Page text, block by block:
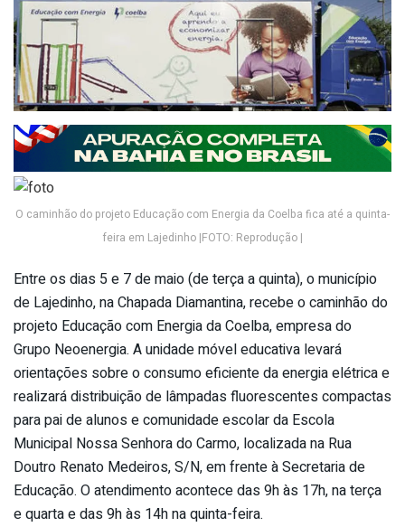
O caminhão do projeto Educação com Energia da Coelba fica até a quinta-
feira em Lajedinho |FOTO: Reprodução |
Entre os dias 5 e 7 de maio (de terça a quinta), o município
de Lajedinho, na Chapada Diamantina, recebe o caminhão do
projeto Educação com Energia da Coelba, empresa do
Grupo Neoenergia. A unidade móvel educativa levará
orientações sobre o consumo eficiente da energia elétrica e
realizará distribuição de lâmpadas fluorescentes compactas
para pai de alunos e comunidade escolar da Escola
Municipal Nossa Senhora do Carmo, localizada na Rua
Doutro Renato Medeiros, S/N, em frente à Secretaria de
Educação. O atendimento acontece das 9h às 17h, na terça
e quarta e das 9h às 14h na quinta-feira.